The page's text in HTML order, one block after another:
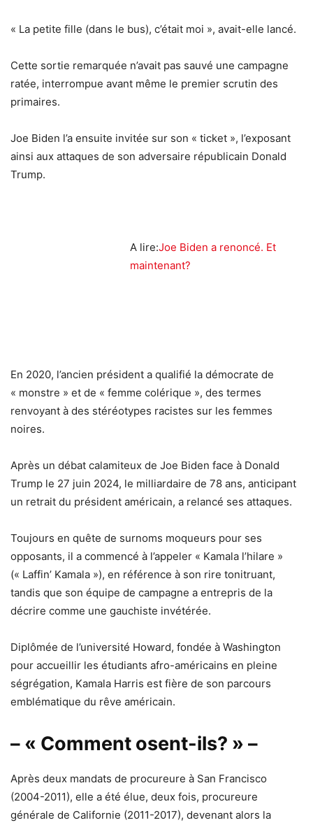
« La petite fille (dans le bus), c’était moi », avait-elle lancé.
Cette sortie remarquée n’avait pas sauvé une campagne
ratée, interrompue avant même le premier scrutin des
primaires.
Joe Biden l’a ensuite invitée sur son « ticket », l’exposant
ainsi aux attaques de son adversaire républicain Donald
Trump.
A lire:Joe Biden a renoncé. Et
maintenant?
En 2020, l’ancien président a qualifié la démocrate de
« monstre » et de « femme colérique », des termes
renvoyant à des stéréotypes racistes sur les femmes
noires.
Après un débat calamiteux de Joe Biden face à Donald
Trump le 27 juin 2024, le milliardaire de 78 ans, anticipant
un retrait du président américain, a relancé ses attaques.
Toujours en quête de surnoms moqueurs pour ses
opposants, il a commencé à l’appeler « Kamala l’hilare »
(« Laffin’ Kamala »), en référence à son rire tonitruant,
tandis que son équipe de campagne a entrepris de la
décrire comme une gauchiste invétérée.
Diplômée de l’université Howard, fondée à Washington
pour accueillir les étudiants afro-américains en pleine
ségrégation, Kamala Harris est fière de son parcours
emblématique du rêve américain.
– « Comment osent-ils? » –
Après deux mandats de procureure à San Francisco
(2004-2011), elle a été élue, deux fois, procureure
générale de Californie (2011-2017), devenant alors la